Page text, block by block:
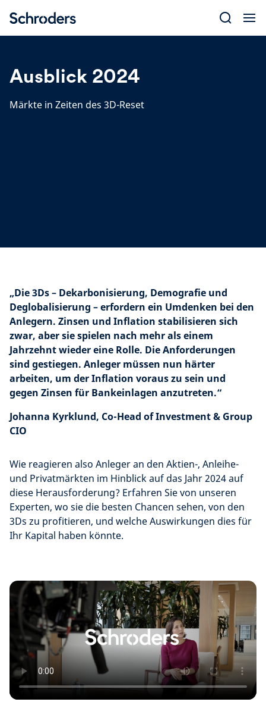
content
Ausblick 2024
Märkte in Zeiten des 3D-Reset
„Die 3Ds – Dekarbonisierung, Demografie und
Deglobalisierung – erfordern ein Umdenken bei den
Anlegern. Zinsen und Inflation stabilisieren sich
zwar, aber sie spielen nach mehr als einem
Jahrzehnt wieder eine Rolle. Die Anforderungen
sind gestiegen. Anleger müssen nun härter
arbeiten, um der Inflation voraus zu sein und
gegen Zinsen für Bankeinlagen anzutreten.“
Johanna Kyrklund, Co-Head of Investment & Group
CIO
Wie reagieren also Anleger an den Aktien-, Anleihe-
und Privatmärkten im Hinblick auf das Jahr 2024 auf
diese Herausforderung? Erfahren Sie von unseren
Experten, wo sie die besten Chancen sehen, von den
3Ds zu profitieren, und welche Auswirkungen dies für
Ihr Kapital haben könnte.